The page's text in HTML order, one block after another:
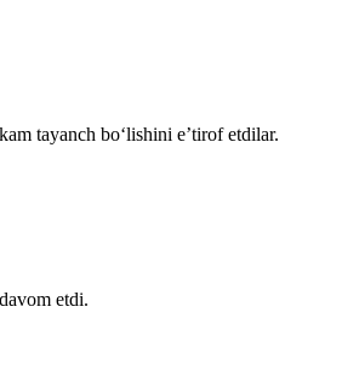
tayanch bo‘lishini e’tirof etdilar.
etdi.